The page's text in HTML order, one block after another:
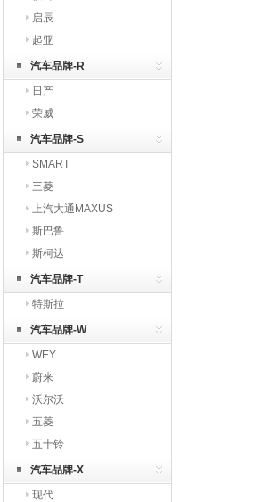
启辰
起亚
汽车品牌-R
日产
荣威
汽车品牌-S
SMART
三菱
上汽大通MAXUS
斯巴鲁
斯柯达
汽车品牌-T
特斯拉
汽车品牌-W
WEY
蔚来
沃尔沃
五菱
五十铃
汽车品牌-X
现代